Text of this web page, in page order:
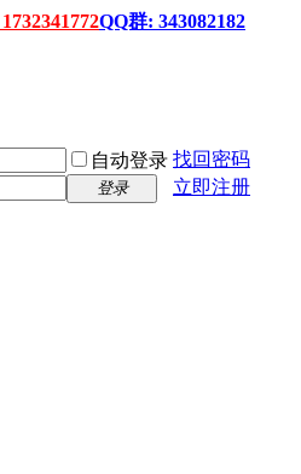
QQ群: 343082182
自动登录 找回密码
登录
立即注册